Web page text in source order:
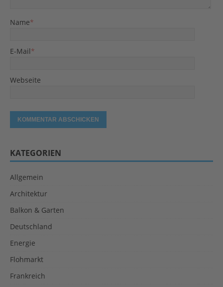
Name*
E-Mail*
Webseite
KATEGORIEN
Allgemein
Architektur
Balkon & Garten
Deutschland
Energie
Flohmarkt
Frankreich